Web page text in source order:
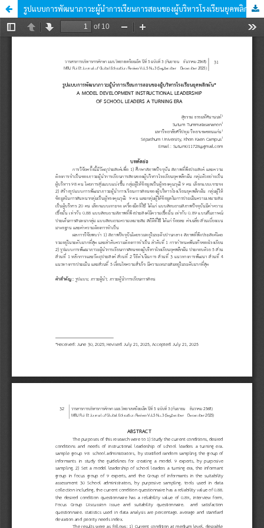
รูปแบบการพัฒนาภาวะผู้นำการเรียนการสอนของผู้บริหารโรงเรียนยุคพลิกผัน